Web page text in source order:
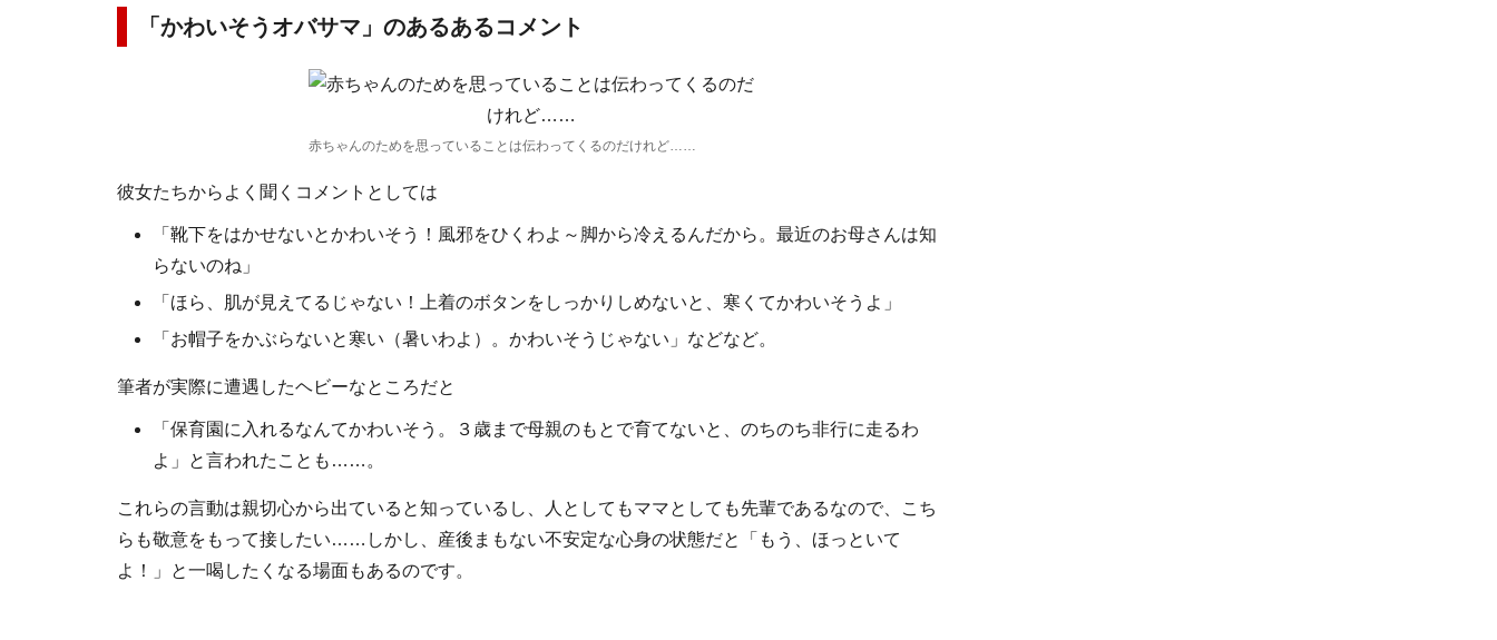
「かわいそうオバサマ」のあるあるコメント
赤ちゃんのためを思っていることは伝わってくるのだけれど……
彼女たちからよく聞くコメントとしては
「靴下をはかせないとかわいそう！風邪をひくわよ～脚から冷えるんだから。最近のお母さんは知
らないのね」
「ほら、肌が見えてるじゃない！上着のボタンをしっかりしめないと、寒くてかわいそうよ」
「お帽子をかぶらないと寒い（暑いわよ）。かわいそうじゃない」などなど。
筆者が実際に遭遇したヘビーなところだと
「保育園に入れるなんてかわいそう。３歳まで母親のもとで育てないと、のちのち非行に走るわ
よ」と言われたことも……。
これらの言動は親切心から出ていると知っているし、人としてもママとしても先輩であるなので、こち
らも敬意をもって接したい……しかし、産後まもない不安定な心身の状態だと「もう、ほっといて
よ！」と一喝したくなる場面もあるのです。